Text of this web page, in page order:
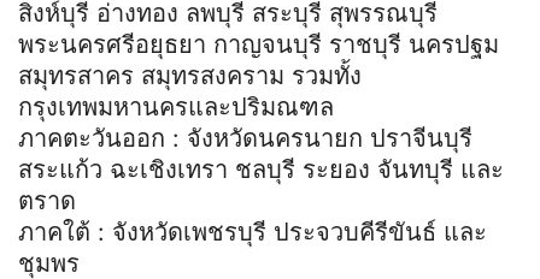
สิงห์บุรี อ่างทอง ลพบุรี สระบุรี สุพรรณบุรี
พระนครศรีอยุธยา กาญจนบุรี ราชบุรี นครปฐม
สมุทรสาคร สมุทรสงคราม รวมทั้ง
กรุงเทพมหานครและปริมณฑล
ภาคตะวันออก : จังหวัดนครนายก ปราจีนบุรี
สระแก้ว ฉะเชิงเทรา ชลบุรี ระยอง จันทบุรี และ
ตราด
ภาคใต้ : จังหวัดเพชรบุรี ประจวบคีรีขันธ์ และ
ชุมพร